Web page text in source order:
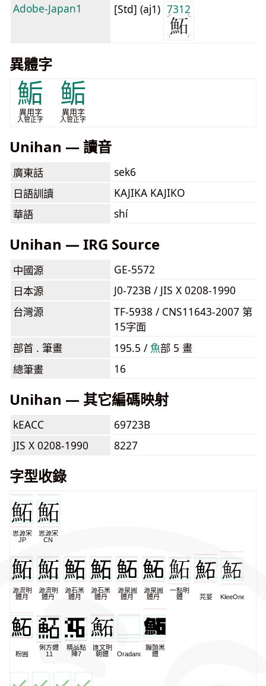
Adobe-Japan1
[Std] (aj1) 7312
異體字
鮜
異用字
入管正字
鲘
異用字
入管正字
Unihan — 讀音
廣東話
sek6
日語訓讀
KAJIKA KAJIKO
華語
shí
Unihan — IRG Source
中國源
GE-5572
日本源
J0-723B / JIS X 0208-1990
台灣源
TF-5938 / CNS11643-2007 第
15字面
部首 . 筆畫
195.5 / ⿂部 5 畫
總筆畫
16
Unihan — 其它編碼映射
kEACC
69723B
JIS X 0208-1990
8227
字型收錄
思源宋
JP
思源宋
CN
源流明
體月
源流明
體丹
源石黑
體月
源石黑
體丹
源泉圓
體月
源泉圓
體丹
一點明
體
芫荽 KleeOne
粉圓
俐方體
11
精品點
陣7
匯文明
朝體
Oradano
饅頭黑
體